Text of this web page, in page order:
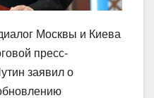
Москвы и Киева
пресс-
заявил о